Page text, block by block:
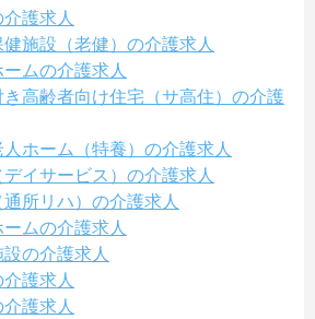
護求人
施設（老健）の介護求人
ムの介護求人
高齢者向け住宅（サ高住）の介護
ホーム（特養）の介護求人
イサービス）の介護求人
所リハ）の介護求人
ムの介護求人
の介護求人
護求人
護求人